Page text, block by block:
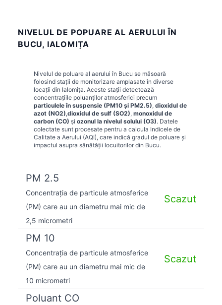
NIVELUL DE POPUARE AL AERULUI ÎN
BUCU, IALOMIȚA
Nivelul de poluare al aerului în Bucu se măsoară
folosind stații de monitorizare amplasate în diverse
locații din Ialomița. Aceste stații detectează
concentrațiile poluanților atmosferici precum
particulele în suspensie (PM10 și PM2.5), dioxidul de
azot (NO2),dioxidul de sulf (SO2), monoxidul de
carbon (CO) și ozonul la nivelul solului (O3). Datele
colectate sunt procesate pentru a calcula Indicele de
Calitate a Aerului (AQI), care indică gradul de poluare și
impactul asupra sănătății locuitorilor din Bucu.
PM 2.5
Concentrația de particule atmosferice
(PM) care au un diametru mai mic de
2,5 micrometri
Scazut
PM 10
Concentrația de particule atmosferice
(PM) care au un diametru mai mic de
10 micrometri
Scazut
Poluant CO